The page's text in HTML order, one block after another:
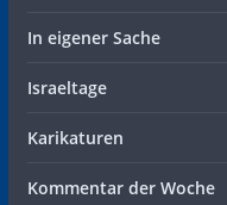
In eigener Sache
Israeltage
Karikaturen
Kommentar der Woche